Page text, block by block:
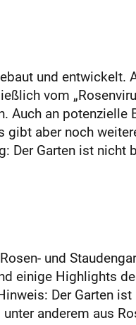
und entwickelt.
vom
Auch an potenzielle
gibt aber noch
Der Garten ist nicht
und
einige Highlights
Der Garten
anderem aus